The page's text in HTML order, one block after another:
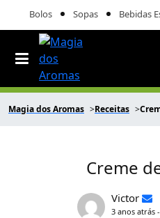
Bolos Sopas Bebidas
Magia dos Aromas Receitas
Creme
Victor
3 anos atrás